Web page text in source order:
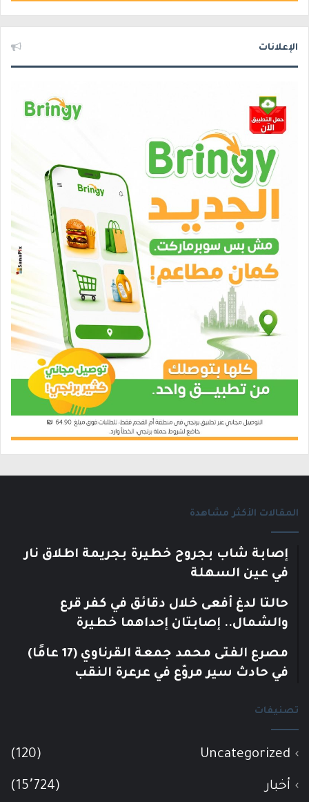
الإعلانات
المقالات الأكثر مشاهدة
إصابة شاب بجروح خطيرة بجريمة اطلاق نار
في عين السهلة
حالتا لدغ أفعى خلال دقائق في كفر قرع
والشمال.. إصابتان إحداهما خطيرة
مصرع الفتى محمد جمعة القرناوي (17 عامًا)
في حادث سير مروّع في عرعرة النقب
تصنيفات
Uncategorized
(120)
أخبار (15٬724)